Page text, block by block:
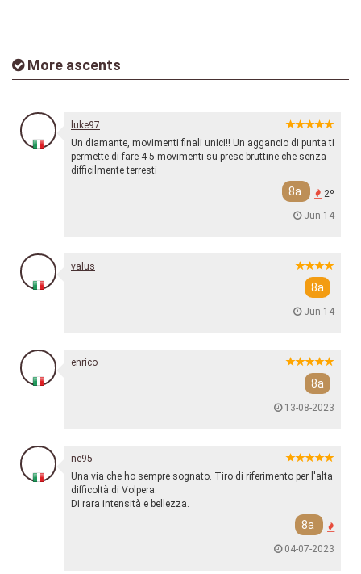
More ascents
luke97
Un diamante, movimenti finali unici!! Un aggancio di punta ti
permette di fare 4-5 movimenti su prese bruttine che senza
difficilmente terresti
8a
2º
Jun 14
valus
8a
Jun 14
enrico
8a
13-08-2023
ne95
Una via che ho sempre sognato. Tiro di riferimento per l'alta
difficoltà di Volpera.
Di rara intensità e bellezza.
8a
04-07-2023